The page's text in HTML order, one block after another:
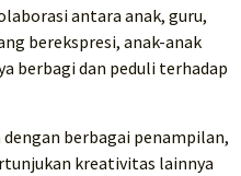
antara anak, guru,
berekspresi, anak-anak
berbagi dan peduli terhadap
berbagai penampilan,
kreativitas lainnya